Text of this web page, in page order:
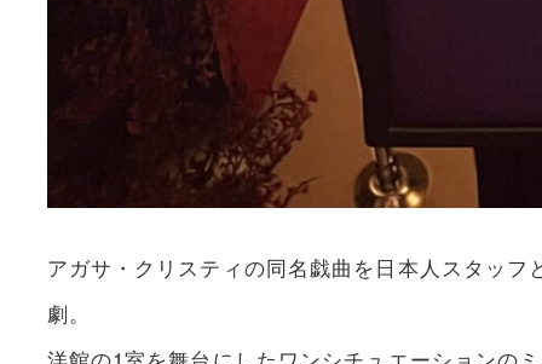
アガサ・クリスティの同名戯曲を日本人スタッ
劇。